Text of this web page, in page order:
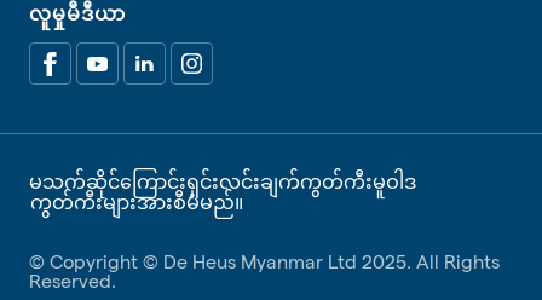
လူမှုမီဒီယာ
မသက်ဆိုင်ကြောင်းရှင်းလင်းချက်ကွတ်ကီးမူဝါဒ
ကွတ်ကီးများအားစီမံမည်။
© Copyright © De Heus Myanmar Ltd 2025. All Rights
Reserved.